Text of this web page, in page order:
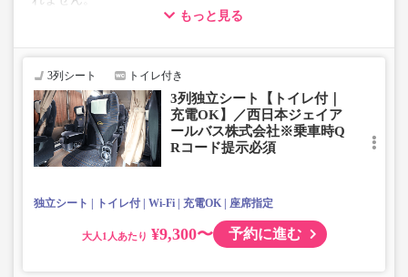
・在庫の状況はリアルタイムの表示ではございません。
す。
・販売日・便ごとに随時価格が変動いたします。購入時に
・こちらの路線はキャンセル以外の購入後の変更が一切承
れませんので予めご了承ください。
・シニア・乳幼児料金はございません。
シニアの方は「大人」、乳幼児の方は「幼児」を選択いた
乗車定員遵守のため乗車券をお持ちで無い「乳幼児」の乗
車をお断りする場合があります。
・学生料金選択の方は必ず乗車時に「学生証（日本の学校
もっと見る
3列シート トイレ付き
3列独立シート【トイレ付｜
充電OK】／西日本ジェイア
ールバス株式会社※乗車時Q
Rコード提示必須
独立シート トイレ付 Wi-Fi 充電OK 座席指定
大人 ¥9,300〜 予約に進む